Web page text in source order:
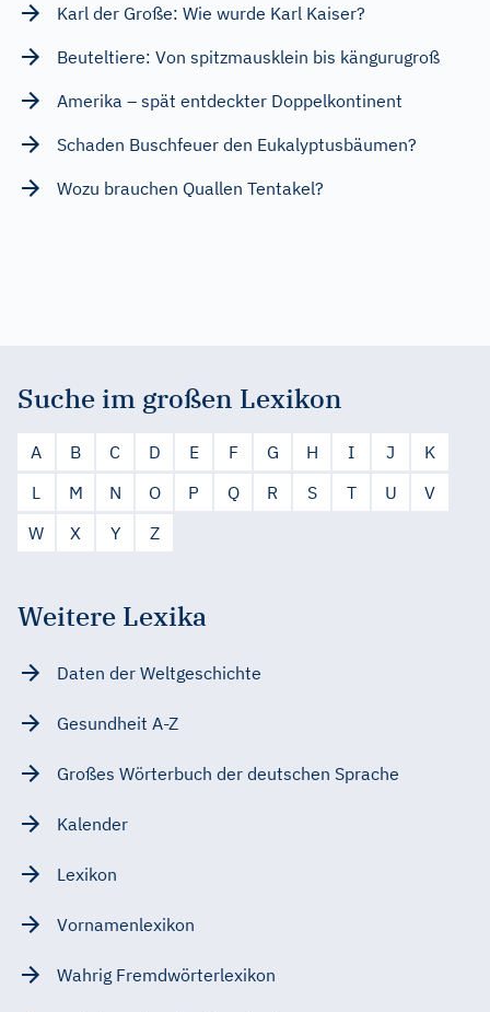
Karl der Große: Wie wurde Karl Kaiser?
Beuteltiere: Von spitzmausklein bis kängurugroß
Amerika – spät entdeckter Doppelkontinent
Schaden Buschfeuer den Eukalyptusbäumen?
Wozu brauchen Quallen Tentakel?
Suche im großen Lexikon
A B C D E F G H I J
K
L
M N O P Q R S T U
V
W
X Y Z
Weitere Lexika
Daten der Weltgeschichte
Gesundheit A-Z
Großes Wörterbuch der deutschen Sprache
Kalender
Lexikon
Vornamenlexikon
Wahrig Fremdwörterlexikon